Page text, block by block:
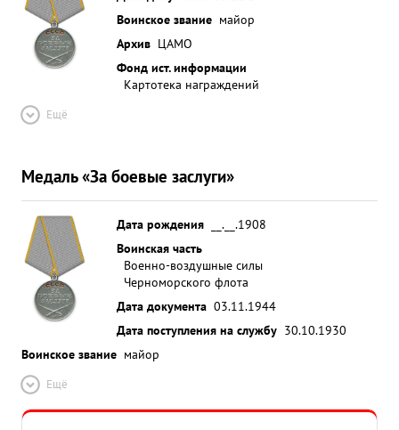
Воинское звание майор
Архив ЦАМО
Фонд ист. информации
Картотека награждений
Ещё
Медаль «За боевые заслуги»
Дата рождения
__.__.1908
Воинская часть
Военно-воздушные силы
Черноморского флота
Дата документа 03.11.1944
Дата поступления на службу 30.10.1930
Воинское звание майор
Ещё